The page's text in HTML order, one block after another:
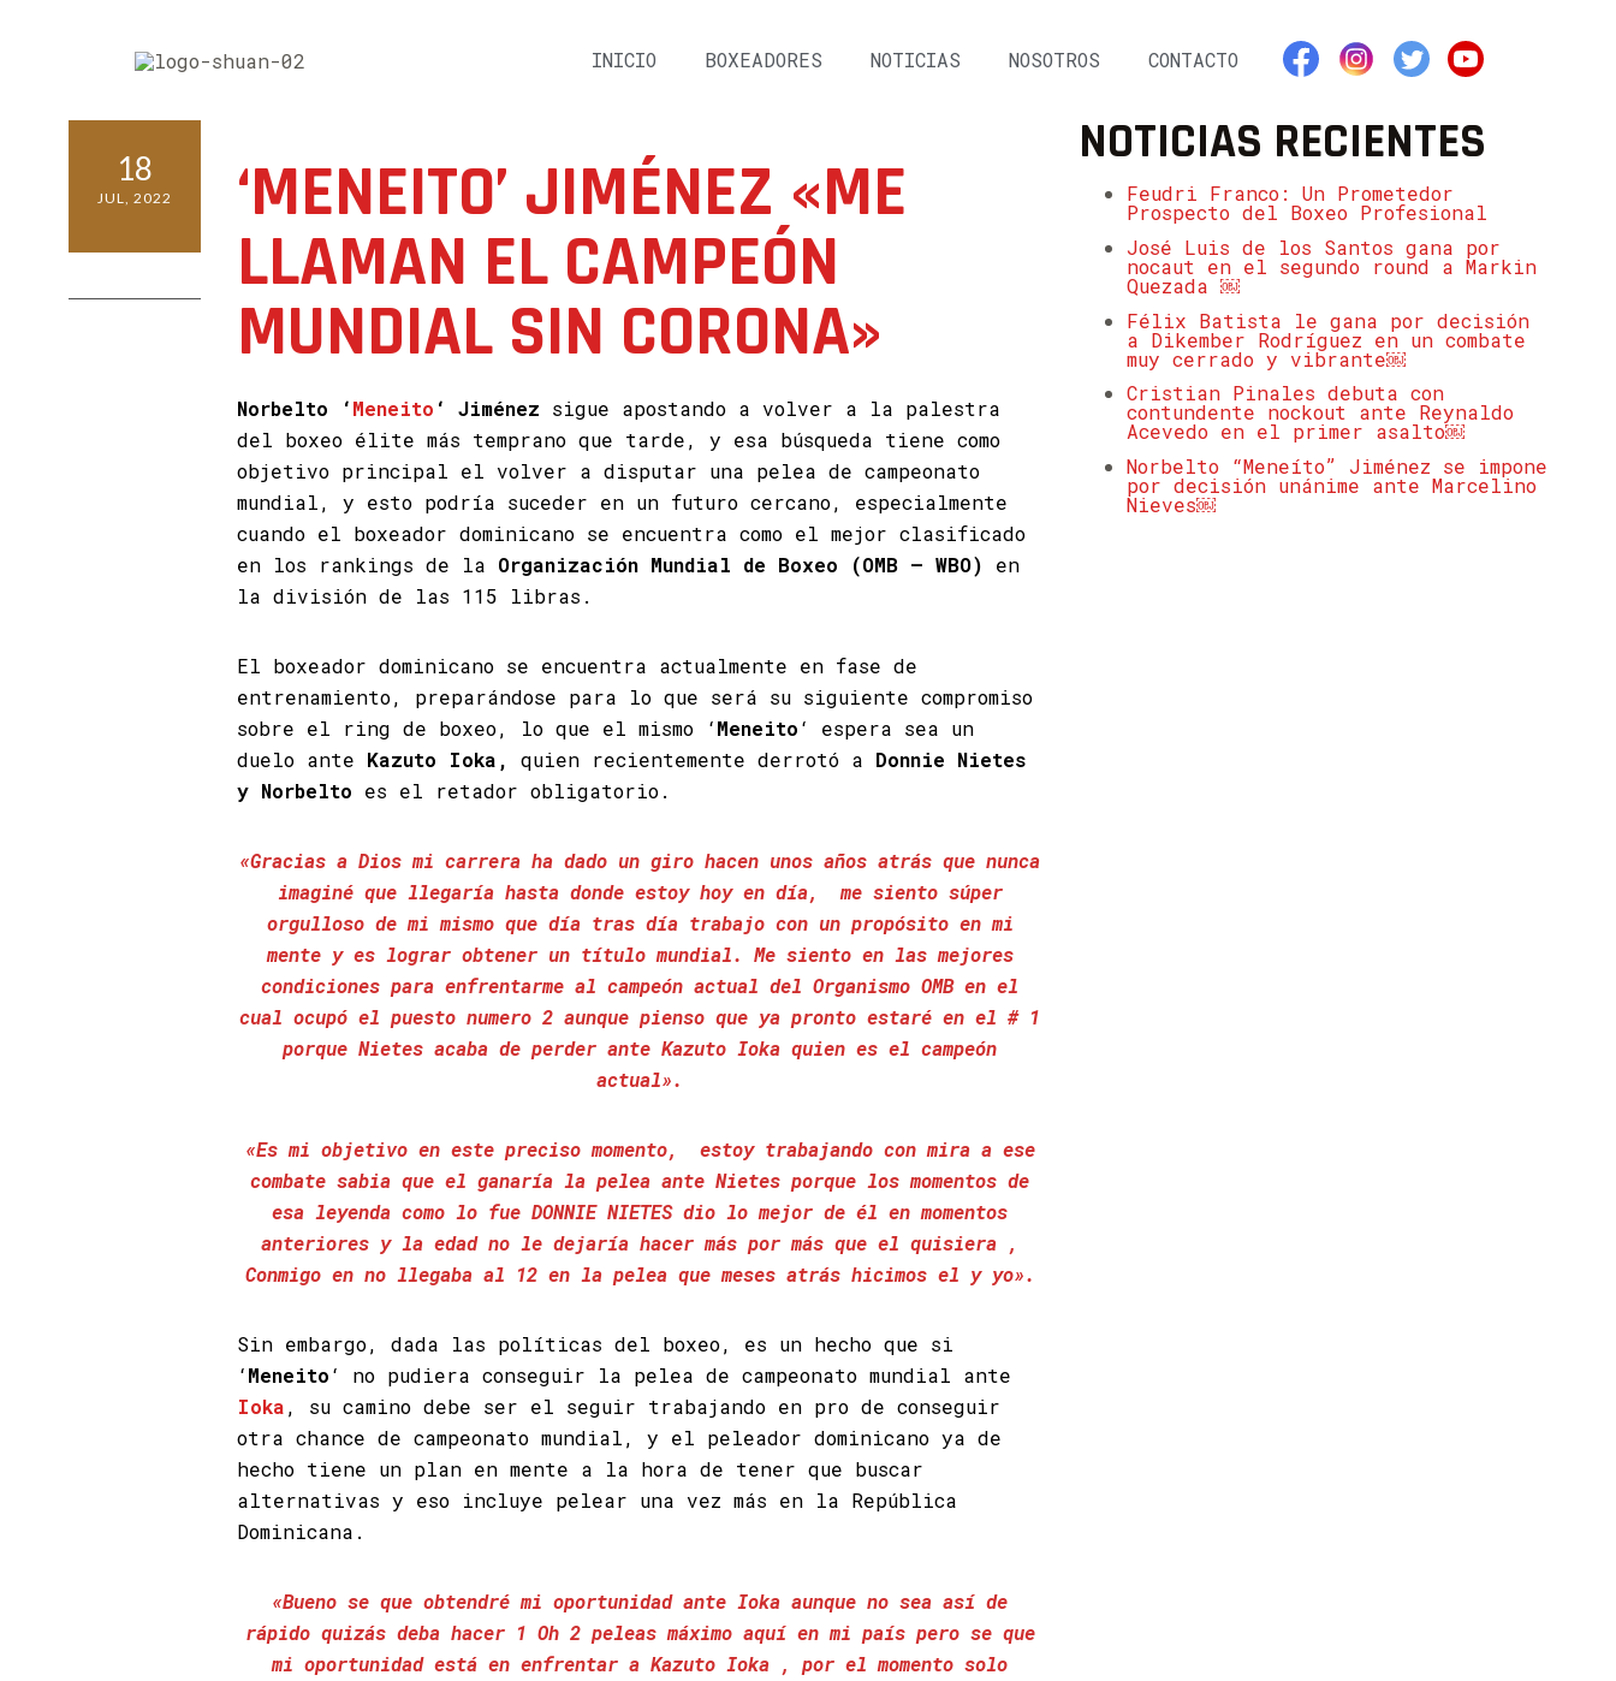
INICIO BOXEADORES NOTICIAS NOSOTROS CONTACTO
18
JUL, 2022 ‘MENEITO’ JIMÉNEZ «ME
LLAMAN EL CAMPEÓN
MUNDIAL SIN CORONA»
Norbelto ‘Meneito ‘ Jiménez sigue apostando a volver a la palestra
del boxeo élite más temprano que tarde, y esa búsqueda tiene como
objetivo principal el volver a disputar una pelea de campeonato
mundial, y esto podría suceder en un futuro cercano, especialmente
cuando el boxeador dominicano se encuentra como el mejor clasificado
en los rankings de la Organización Mundial de Boxeo (OMB – WBO) en
la división de las 115 libras.
El boxeador dominicano se encuentra actualmente en fase de
entrenamiento, preparándose para lo que será su siguiente compromiso
sobre el ring de boxeo, lo que el mismo ‘Meneito‘ espera sea un
duelo ante Kazuto Ioka, quien recientemente derrotó a Donnie Nietes
y Norbelto es el retador obligatorio.
«Gracias a Dios mi carrera ha dado un giro hacen unos años atrás que nunca
imaginé que llegaría hasta donde estoy hoy en día, me siento súper
orgulloso de mi mismo que día tras día trabajo con un propósito en mi
mente y es lograr obtener un título mundial. Me siento en las mejores
condiciones para enfrentarme al campeón actual del Organismo OMB en el
cual ocupó el puesto numero 2 aunque pienso que ya pronto estaré en el # 1
porque Nietes acaba de perder ante Kazuto Ioka quien es el campeón
actual».
«Es mi objetivo en este preciso momento, estoy trabajando con mira a ese
combate sabia que el ganaría la pelea ante Nietes porque los momentos de
esa leyenda como lo fue DONNIE NIETES dio lo mejor de él en momentos
anteriores y la edad no le dejaría hacer más por más que el quisiera ,
Conmigo en no llegaba al 12 en la pelea que meses atrás hicimos el y yo».
Sin embargo, dada las políticas del boxeo, es un hecho que si
‘Meneito‘ no pudiera conseguir la pelea de campeonato mundial ante
Ioka, su camino debe ser el seguir trabajando en pro de conseguir
otra chance de campeonato mundial, y el peleador dominicano ya de
hecho tiene un plan en mente a la hora de tener que buscar
alternativas y eso incluye pelear una vez más en la República
Dominicana.
«Bueno se que obtendré mi oportunidad ante Ioka aunque no sea así de
rápido quizás deba hacer 1 Oh 2 peleas máximo aquí en mi país pero se que
mi oportunidad está en enfrentar a Kazuto Ioka , por el momento solo
NOTICIAS RECIENTES
Feudri Franco: Un Prometedor
Prospecto del Boxeo Profesional
José Luis de los Santos gana por
nocaut en el segundo round a Markin
Quezada ￼
Félix Batista le gana por decisión
a Dikember Rodríguez en un combate
muy cerrado y vibrante￼
Cristian Pinales debuta con
contundente nockout ante Reynaldo
Acevedo en el primer asalto￼
Norbelto “Meneíto” Jiménez se impone
por decisión unánime ante Marcelino
Nieves￼